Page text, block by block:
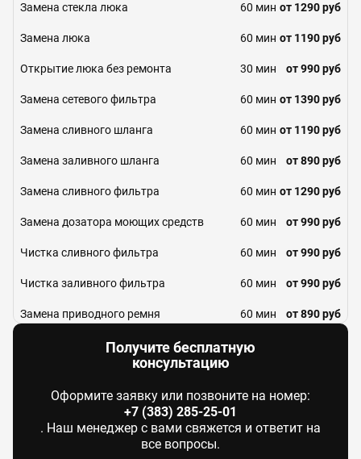
Замена стекла люка 60 мин от 1290 руб
Замена люка 60 мин от 1190 руб
Открытие люка без ремонта 30 мин от 990 руб
Замена сетевого фильтра 60 мин от 1390 руб
Замена сливного шланга 60 мин от 1190 руб
Замена заливного шланга 60 мин от 890 руб
Замена сливного фильтра 60 мин от 1290 руб
Замена дозатора моющих средств 60 мин от 990 руб
Чистка сливного фильтра 60 мин от 990 руб
Чистка заливного фильтра 60 мин от 990 руб
Замена приводного ремня 60 мин от 890 руб
60 мин
Замена сливного насоса от 1580 руб
Замена манжеты люка 60 мин от 1580 руб
Получите бесплатную
консультацию
Оформите заявку или позвоните на номер:
+7 (383) 285-25-01
. Наш менеджер с вами свяжется и ответит на
все вопросы.